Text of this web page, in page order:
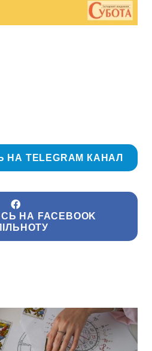
НА TELEGRAM КАНАЛ
НА FACEBOOK